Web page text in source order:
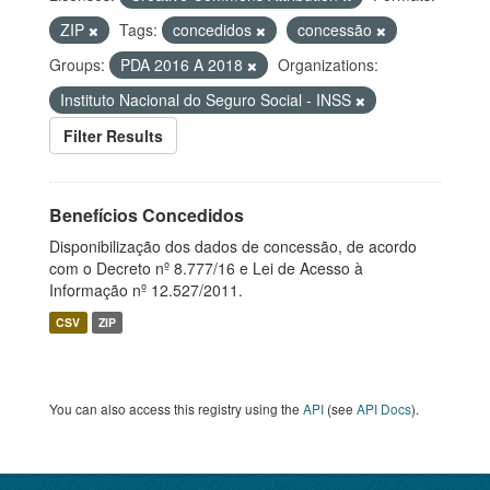
ZIP
Tags: concedidos
concessão
Groups:
PDA 2016 A 2018
Organizations:
Instituto Nacional do Seguro Social - INSS
Filter Results
Benefícios Concedidos
Disponibilização dos dados de concessão, de acordo
com o Decreto nº 8.777/16 e Lei de Acesso à
Informação nº 12.527/2011.
CSV ZIP
You can also access this registry using the API (see API Docs).